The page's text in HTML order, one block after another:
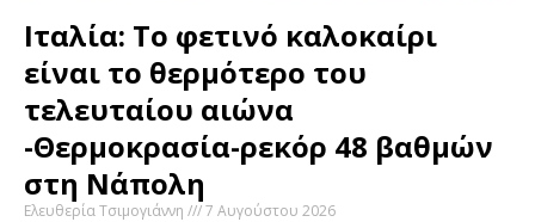
Ιταλία: To φετινό καλοκαίρι
είναι το θερμότερο του
τελευταίου αιώνα
-Θερμοκρασία-ρεκόρ 48 βαθμών
στη Νάπολη
Ελευθερία Τσιμογιάννη 7 Αυγούστου 2026